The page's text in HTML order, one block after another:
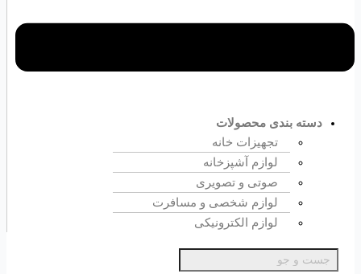
دسته بندی محصولات
تجهیزات خانه
لوازم آشپزخانه
صوتی و تصویری
لوازم شخصی و مسافرت
لوازم الکترونیکی